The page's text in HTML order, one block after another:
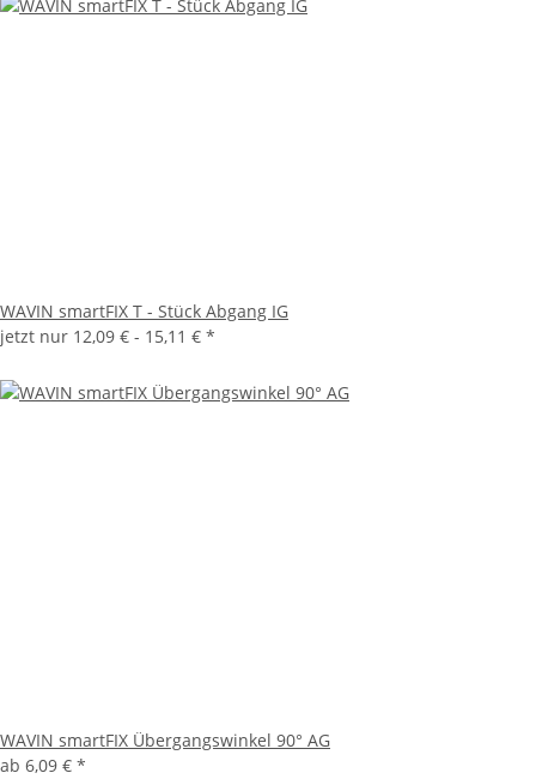
WAVIN smartFIX T - Stück Abgang IG
jetzt nur 12,09 € - 15,11 € *
WAVIN smartFIX Übergangswinkel 90° AG
ab 6,09 € *